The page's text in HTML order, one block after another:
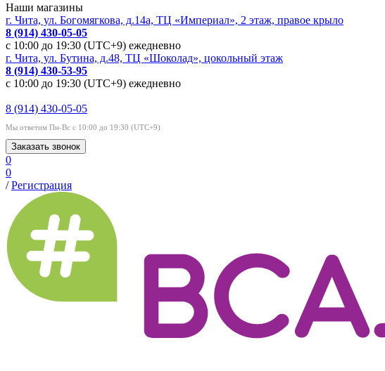
Наши магазины
г. Чита, ул. Богомягкова, д.14а, ТЦ «Империал», 2 этаж, правое крыло
8 (914) 430-05-05
с 10:00 до 19:30 (UTC+9) ежедневно
г. Чита, ул. Бутина, д.48, ТЦ «Шоколад», цокольный этаж
8 (914) 430-53-95
с 10:00 до 19:30 (UTC+9) ежедневно
8 (914) 430-05-05
Мы ответим Пн-Вс с 10:00 до 19:30 (UTC+9)
Заказать звонок
0
0
/ Регистрация